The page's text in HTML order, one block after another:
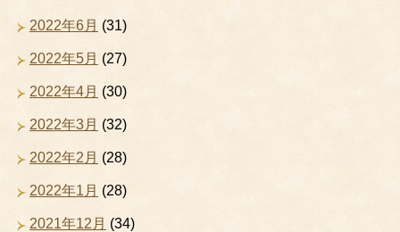
2022年6月 (31)
2022年5月 (27)
2022年4月 (30)
2022年3月 (32)
2022年2月 (28)
2022年1月 (28)
2021年12月 (34)